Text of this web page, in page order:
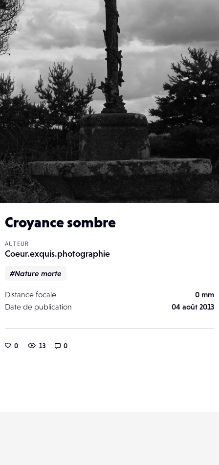
Croyance sombre
AUTEUR
Coeur.exquis.photographie
#Nature morte
Distance focale
0 mm
Date de publication
04 août 2013
0 13 0